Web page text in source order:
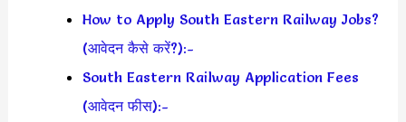
How to Apply South Eastern Railway Jobs?
(आवेदन कैसे करें?):-
South Eastern Railway Application Fees
(आवेदन फीस):-